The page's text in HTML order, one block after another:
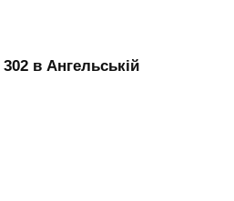
в Ангельській